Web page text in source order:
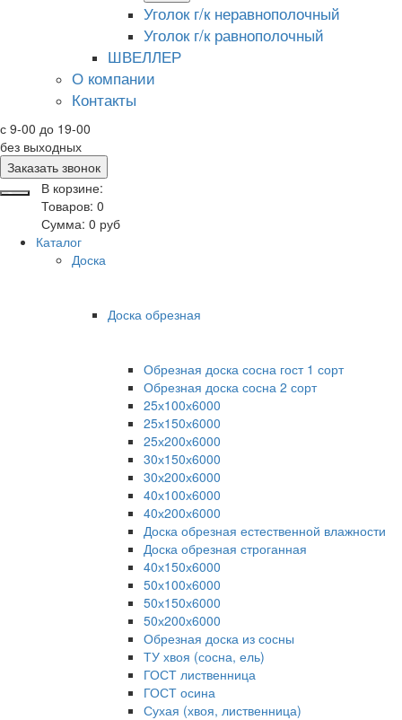
Уголок г/к неравнополочный
Уголок г/к равнополочный
ШВЕЛЛЕР
О компании
Контакты
с 9-00 до 19-00
без выходных
Заказать звонок
В корзине:
Товаров: 0
Сумма: 0 руб
Каталог
Доска
Доска обрезная
Обрезная доска сосна гост 1 сорт
Обрезная доска сосна 2 сорт
25х100х6000
25х150х6000
25х200х6000
30х150х6000
30х200х6000
40х100х6000
40х200х6000
Доска обрезная естественной влажности
Доска обрезная строганная
40х150х6000
50х100х6000
50х150х6000
50х200х6000
Обрезная доска из сосны
ТУ хвоя (сосна, ель)
ГОСТ лиственница
ГОСТ осина
Сухая (хвоя, лиственница)